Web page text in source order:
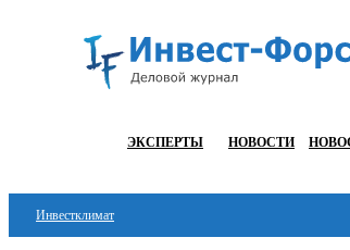
ЭКСПЕРТЫ НОВОСТИ
Инвестклимат